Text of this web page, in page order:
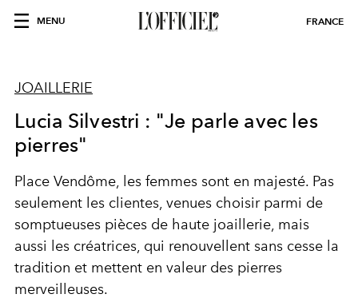
MENU FRANCE
JOAILLERIE
Lucia Silvestri : "Je parle avec les
pierres"
Place Vendôme, les femmes sont en majesté. Pas
seulement les clientes, venues choisir parmi de
somptueuses pièces de haute joaillerie, mais
aussi les créatrices, qui renouvellent sans cesse la
tradition et mettent en valeur des pierres
merveilleuses.